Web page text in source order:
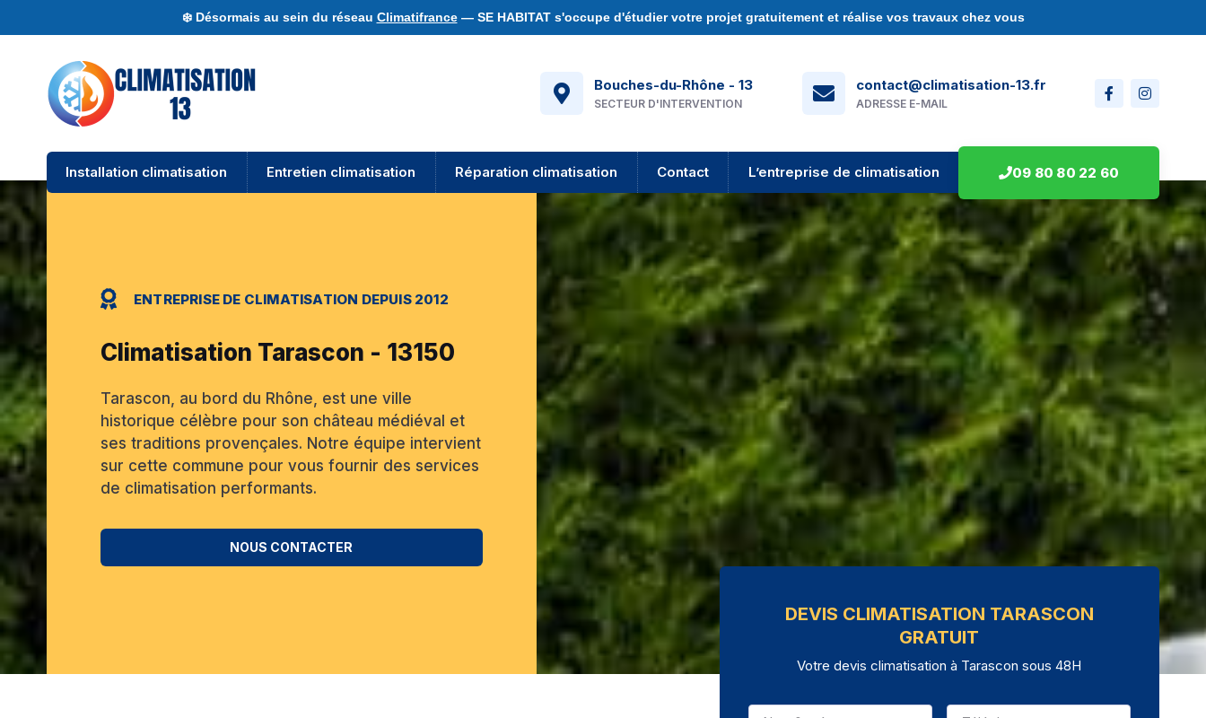
❄️ Désormais au sein du réseau Climatifrance— SE HABITAT s'occupe d'étudier votre projet gratuitement et réalise vos travaux chez vous
Bouches-du-Rhône - 13
SECTEUR D'INTERVENTION
contact@climatisation-13.fr
ADRESSE E-MAIL
Installation climatisation Entretien climatisation Réparation climatisation Contact L’entreprise de climatisation 09 80 80 22 60
ENTREPRISE DE CLIMATISATION DEPUIS 2012
Climatisation Tarascon - 13150
Tarascon, au bord du Rhône, est une ville
historique célèbre pour son château médiéval et
ses traditions provençales. Notre équipe intervient
sur cette commune pour vous fournir des services
de climatisation performants.
NOUS CONTACTER
DEVIS CLIMATISATION TARASCON
GRATUIT
Votre devis climatisation à Tarascon sous 48H